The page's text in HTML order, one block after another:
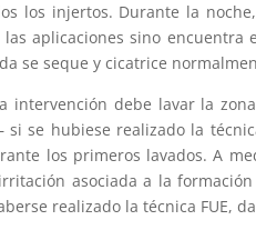
los injertos. Durante la
aplicaciones sino
se seque y cicatrice
intervención debe lavar la
se hubiese realizado la
los primeros lavados. A
asociada a la
realizado la técnica FUE,